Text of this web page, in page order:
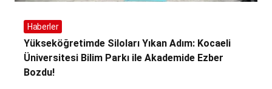
Haberler
Yükseköğretimde Siloları Yıkan Adım: Kocaeli
Üniversitesi Bilim Parkı ile Akademide Ezber
Bozdu!